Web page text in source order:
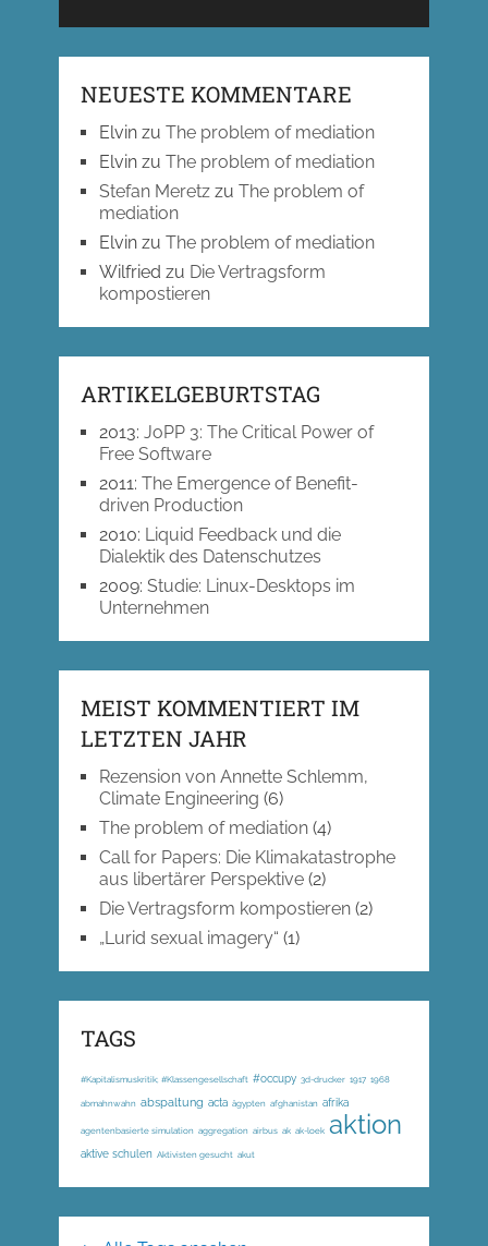
NEUESTE KOMMENTARE
Elvinzu The problem of mediation
Elvinzu The problem of mediation
Stefan Meretzzu The problem of
mediation
Elvinzu The problem of mediation
Wilfried zu Die Vertragsform
kompostieren
ARTIKELGEBURTSTAG
2013: JoPP 3: The Critical Power of
Free Software
2011: The Emergence of Benefit-
driven Production
2010: Liquid Feedback und die
Dialektik des Datenschutzes
2009: Studie: Linux-Desktops im
Unternehmen
MEIST KOMMENTIERT IM
LETZTEN JAHR
Rezension von Annette Schlemm,
Climate Engineering (6)
The problem of mediation(4)
Call for Papers: Die Klimakatastrophe
aus libertärer Perspektive(2)
Die Vertragsform kompostieren(2)
„Lurid sexual imagery“ (1)
TAGS
#Kapitalismuskritik; #Klassengesellschaft #occupy 3d-drucker 1917 1968
abmahnwahn abspaltung acta ägypten afghanistan afrika
agentenbasierte simulation aggregation airbus ak ak-loek aktion
aktive schulen Aktivisten gesucht akut